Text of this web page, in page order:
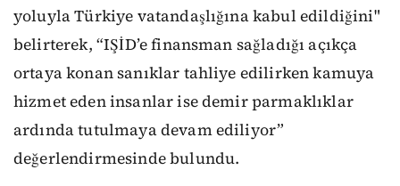
yoluyla Türkiye vatandaşlığına kabul edildiğini"
belirterek, “IŞİD’e finansman sağladığı açıkça
ortaya konan sanıklar tahliye edilirken kamuya
hizmet eden insanlar ise demir parmaklıklar
ardında tutulmaya devam ediliyor”
değerlendirmesinde bulundu.